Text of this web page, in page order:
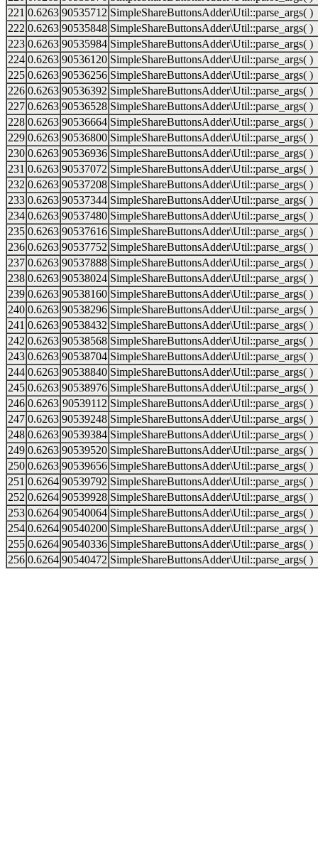
221 0.6263 90535712 SimpleShareButtonsAdder\Util::parse_args( )
222 0.6263 90535848 SimpleShareButtonsAdder\Util::parse_args( )
223 0.6263 90535984 SimpleShareButtonsAdder\Util::parse_args( )
224 0.6263 90536120 SimpleShareButtonsAdder\Util::parse_args( )
225 0.6263 90536256 SimpleShareButtonsAdder\Util::parse_args( )
226 0.6263 90536392 SimpleShareButtonsAdder\Util::parse_args( )
227 0.6263 90536528 SimpleShareButtonsAdder\Util::parse_args( )
228 0.6263 90536664 SimpleShareButtonsAdder\Util::parse_args( )
229 0.6263 90536800 SimpleShareButtonsAdder\Util::parse_args( )
230 0.6263 90536936 SimpleShareButtonsAdder\Util::parse_args( )
231 0.6263 90537072 SimpleShareButtonsAdder\Util::parse_args( )
232 0.6263 90537208 SimpleShareButtonsAdder\Util::parse_args( )
233 0.6263 90537344 SimpleShareButtonsAdder\Util::parse_args( )
234 0.6263 90537480 SimpleShareButtonsAdder\Util::parse_args( )
235 0.6263 90537616 SimpleShareButtonsAdder\Util::parse_args( )
236 0.6263 90537752 SimpleShareButtonsAdder\Util::parse_args( )
237 0.6263 90537888 SimpleShareButtonsAdder\Util::parse_args( )
238 0.6263 90538024 SimpleShareButtonsAdder\Util::parse_args( )
239 0.6263 90538160 SimpleShareButtonsAdder\Util::parse_args( )
240 0.6263 90538296 SimpleShareButtonsAdder\Util::parse_args( )
241 0.6263 90538432 SimpleShareButtonsAdder\Util::parse_args( )
242 0.6263 90538568 SimpleShareButtonsAdder\Util::parse_args( )
243 0.6263 90538704 SimpleShareButtonsAdder\Util::parse_args( )
244 0.6263 90538840 SimpleShareButtonsAdder\Util::parse_args( )
245 0.6263 90538976 SimpleShareButtonsAdder\Util::parse_args( )
246 0.6263 90539112 SimpleShareButtonsAdder\Util::parse_args( )
247 0.6263 90539248 SimpleShareButtonsAdder\Util::parse_args( )
248 0.6263 90539384 SimpleShareButtonsAdder\Util::parse_args( )
249 0.6263 90539520 SimpleShareButtonsAdder\Util::parse_args( )
250 0.6263 90539656 SimpleShareButtonsAdder\Util::parse_args( )
251 0.6264 90539792 SimpleShareButtonsAdder\Util::parse_args( )
252 0.6264 90539928 SimpleShareButtonsAdder\Util::parse_args( )
253 0.6264 90540064 SimpleShareButtonsAdder\Util::parse_args( )
254 0.6264 90540200 SimpleShareButtonsAdder\Util::parse_args( )
255 0.6264 90540336 SimpleShareButtonsAdder\Util::parse_args( )
256 0.6264 90540472 SimpleShareButtonsAdder\Util::parse_args( )